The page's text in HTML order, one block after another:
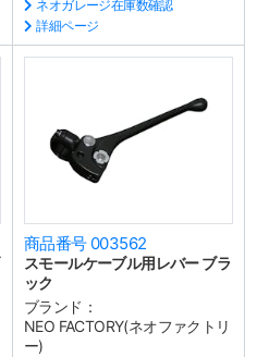
ネオガレージ在庫数確認
詳細ページ
商品番号 003562
スモールケーブル用レバー ブラ
ック
ブランド：
NEO FACTORY(ネオファクトリ
ー)